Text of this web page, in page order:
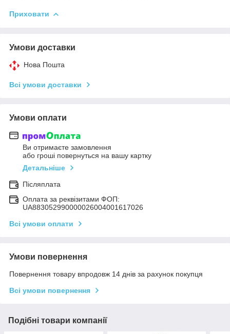
Приховати
Умови доставки
Нова Пошта
Всі умови доставки
Умови оплати
Ви отримаєте замовлення
або гроші повернуться на вашу картку
Детальніше
Післяплата
Оплата за реквізитами ФОП:
UA883052990000026004001617026
Всі умови оплати
Умови повернення
Повернення товару впродовж 14 днів за рахунок покупця
Всі умови повернення
Подібні товари компанії